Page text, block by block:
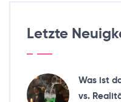
Letzte
Was ist
vs.